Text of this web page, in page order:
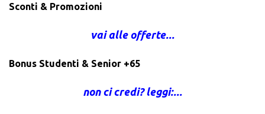
Sconti & Promozioni
vai alle offerte...
Bonus Studenti & Senior +65
non ci credi? leggi:...